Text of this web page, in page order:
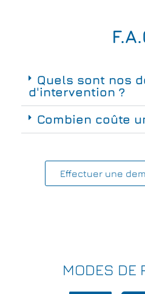
Quels sont nos
d'intervention ?
Combien coûte
Effectuer une
MODES DE